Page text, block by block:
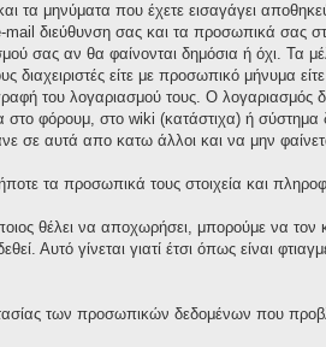
τα μηνύματα που έχετε εισαγάγει
διεύθυνση σας και τα προσωπικά σας
σας αν θα φαίνονται δημόσια ή όχι. Τα
είτε με προσωπικό μήνυμα
του λογαριασμού τους. Ο
φόρουμ, στο wiki (κατάστιχα) ή
σε αυτά απο κατω άλλοι και να μην
τα προσωπικά τους στοιχεία και
θέλει να αποχωρήσει, μπορούμε να τον
Αυτό γίνεται γιατί έτσι όπως είναι
των προσωπικών δεδομένων που